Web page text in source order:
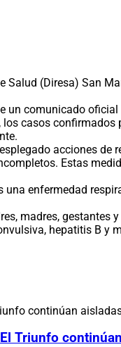
Salud (Diresa) San
comunicado
casos
acciones
Estas
una enfermedad
madres,
hepatitis B y
Triunfo